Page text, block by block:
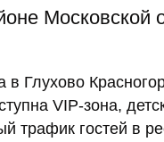
Глухово
VIP-зона,
трафик гостей в